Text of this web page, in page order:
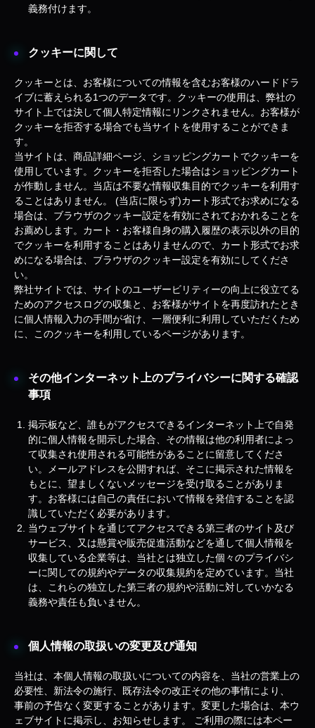
義務付けます。
クッキーに関して
クッキーとは、お客様についての情報を含むお客様のハードドラ
イブに蓄えられる1つのデータです。クッキーの使用は、弊社の
サイト上では決して個人特定情報にリンクされません。お客様が
クッキーを拒否する場合でも当サイトを使用することができま
す。
当サイトは、商品詳細ページ、ショッピングカートでクッキーを
使用しています。クッキーを拒否した場合はショッピングカート
が作動しません。当店は不要な情報収集目的でクッキーを利用す
ることはありません。 (当店に限らず)カート形式でお求めになる
場合は、ブラウザのクッキー設定を有効にされておかれることを
お薦めします。カート・お客様自身の購入履歴の表示以外の目的
でクッキーを利用することはありませんので、カート形式でお求
めになる場合は、ブラウザのクッキー設定を有効にしてくださ
い。
弊社サイトでは、サイトのユーザービリティーの向上に役立てる
ためのアクセスログの収集と、お客様がサイトを再度訪れたとき
に個人情報入力の手間が省け、一層便利に利用していただくため
に、このクッキーを利用しているページがあります。
その他インターネット上のプライバシーに関する確認
事項
掲示板など、誰もがアクセスできるインターネット上で自発
的に個人情報を開示した場合、その情報は他の利用者によっ
て収集され使用される可能性があることに留意してくださ
い。メールアドレスを公開すれば、そこに掲示された情報を
もとに、望ましくないメッセージを受け取ることがありま
す。お客様には自己の責任において情報を発信することを認
識していただく必要があります。
当ウェブサイトを通じてアクセスできる第三者のサイト及び
サービス、又は懸賞や販売促進活動などを通して個人情報を
収集している企業等は、当社とは独立した個々のプライバシ
ーに関しての規約やデータの収集規約を定めています。当社
は、これらの独立した第三者の規約や活動に対していかなる
義務や責任も負いません。
個人情報の取扱いの変更及び通知
当社は、本個人情報の取扱いについての内容を、当社の営業上の
必要性、新法令の施行、既存法令の改正その他の事情により、
事前の予告なく変更することがあります。変更した場合は、本ウ
ェブサイトに掲示し、お知らせします。 ご利用の際には本ペー